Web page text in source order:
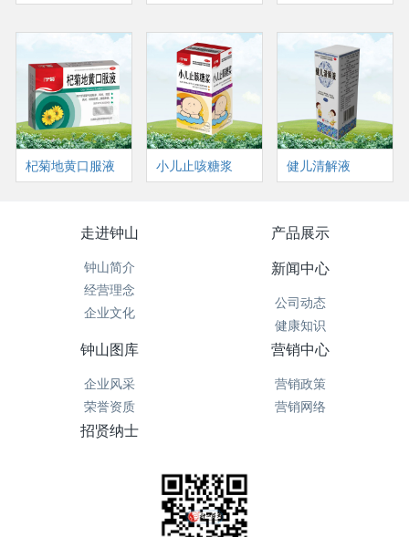
杞菊地黄口服液 小儿止咳糖浆 健儿清解液
走进钟山
钟山简介
经营理念
企业文化
产品展示
新闻中心
公司动态
健康知识
钟山图库
企业风采
荣誉资质
营销中心
营销政策
营销网络
招贤纳士